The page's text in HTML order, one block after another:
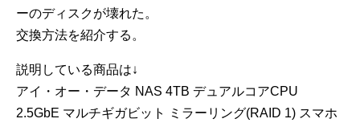
ーのディスクが壊れた。
交換方法を紹介する。
説明している商品は↓
アイ・オー・データ NAS 4TB デュアルコアCPU
2.5GbE マルチギガビット ミラーリング(RAID 1) スマホ